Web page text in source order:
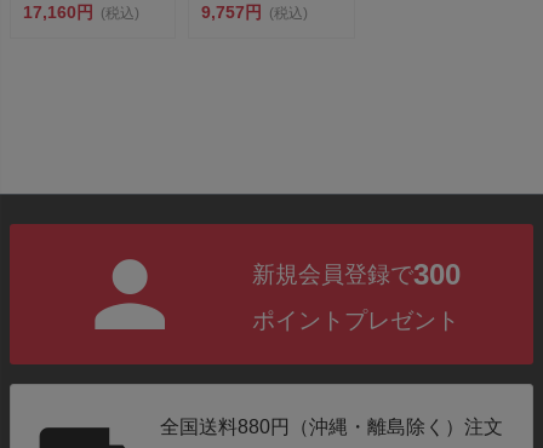
時...
17,160円 (税込)
システ...
9,757円 (税込)
新規会員登録で300
ポイントプレゼント
全国送料880円（沖縄・離島除く）注文